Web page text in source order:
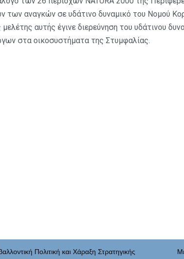
αναγκών σε υδάτινο δυναμικό του Νομού
αυτής έγινε διερεύνηση του υδάτινου
στα οικοσυστήματα της Στυμφαλίας.
Πολιτική και Χάραξη Στρατηγικής